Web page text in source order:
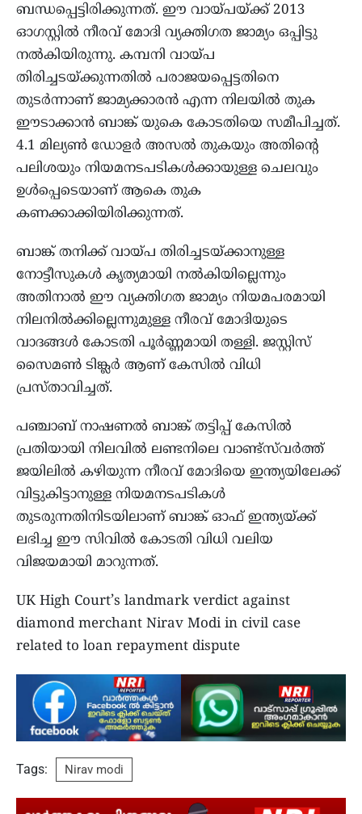
ബന്ധപ്പെട്ടിരിക്കുന്നത്. ഈ വായ്പയ്ക്ക് 2013
ഓഗസ്റ്റിൽ നീരവ് മോദി വ്യക്തിഗത ജാമ്യം ഒപ്പിട്ടു
നൽകിയിരുന്നു. കമ്പനി വായ്പ
തിരിച്ചടയ്ക്കുന്നതിൽ പരാജയപ്പെട്ടതിനെ
തുടർന്നാണ് ജാമ്യക്കാരൻ എന്ന നിലയിൽ തുക
ഈടാക്കാൻ ബാങ്ക് യുകെ കോടതിയെ സമീപിച്ചത്.
4.1 മില്യൺ ഡോളർ അസൽ തുകയും അതിൻ്റെ
പലിശയും നിയമനടപടികൾക്കായുള്ള ചെലവും
ഉൾപ്പെടെയാണ് ആകെ തുക
കണക്കാക്കിയിരിക്കുന്നത്.
ബാങ്ക് തനിക്ക് വായ്പ തിരിച്ചടയ്ക്കാനുള്ള
നോട്ടീസുകൾ കൃത്യമായി നൽകിയില്ലെന്നും
അതിനാൽ ഈ വ്യക്തിഗത ജാമ്യം നിയമപരമായി
നിലനിൽക്കില്ലെന്നുമുള്ള നീരവ് മോദിയുടെ
വാദങ്ങൾ കോടതി പൂർണ്ണമായി തള്ളി. ജസ്റ്റിസ്
സൈമൺ ടിങ്ക്ലർ ആണ് കേസിൽ വിധി
പ്രസ്താവിച്ചത്.
പഞ്ചാബ് നാഷണൽ ബാങ്ക് തട്ടിപ്പ് കേസിൽ
പ്രതിയായി നിലവിൽ ലണ്ടനിലെ വാണ്ട്‌സ്‌വർത്ത്
ജയിലിൽ കഴിയുന്ന നീരവ് മോദിയെ ഇന്ത്യയിലേക്ക്
വിട്ടുകിട്ടാനുള്ള നിയമനടപടികൾ
തുടരുന്നതിനിടയിലാണ് ബാങ്ക് ഓഫ് ഇന്ത്യയ്ക്ക്
ലഭിച്ച ഈ സിവിൽ കോടതി വിധി വലിയ
വിജയമായി മാറുന്നത്.
UK High Court’s landmark verdict against
diamond merchant Nirav Modi in civil case
related to loan repayment dispute
Tags: Nirav modi